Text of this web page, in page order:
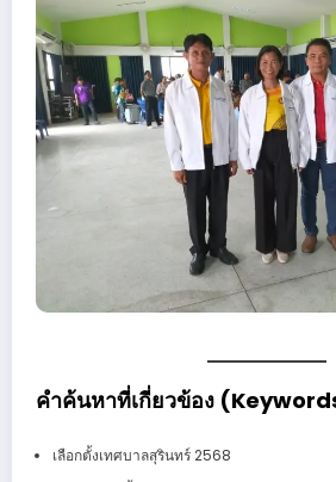
คำค้นหาที่เกี่ยวข้อง
เลือกตั้งเทศบาลสุรินทร์ 2568